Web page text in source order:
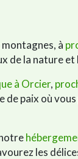
à
de la nature et
à Orcier,
de paix où
les